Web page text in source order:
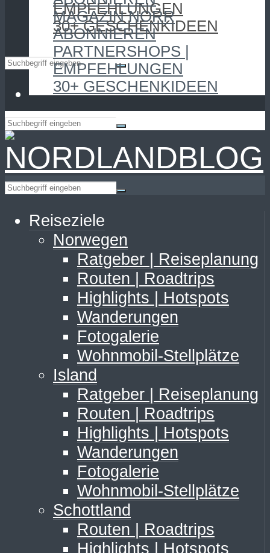
EMPFEHLUNGEN
30+ GESCHENKIDEEN
MAGAZIN NORR
ABONNIEREN
PARTNERSHOPS |
EMPFEHLUNGEN
30+ GESCHENKIDEEN
Reiseziele
Norwegen
Ratgeber | Reiseplanung
Routen | Roadtrips
Highlights | Hotspots
Wanderungen
Fotogalerie
Wohnmobil-Stellplätze
Island
Ratgeber | Reiseplanung
Routen | Roadtrips
Highlights | Hotspots
Wanderungen
Fotogalerie
Wohnmobil-Stellplätze
Schottland
Routen | Roadtrips
Highlights | Hotspots